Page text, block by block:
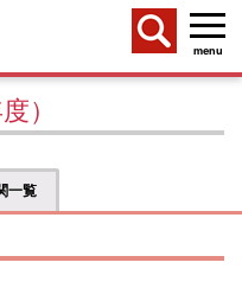
menu
）
一覧